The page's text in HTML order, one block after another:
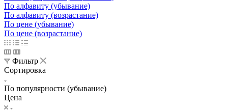
По алфавиту (убывание)
По алфавиту (возрастание)
По цене (убывание)
По цене (возрастание)
Фильтр
Сортировка
По популярности (убывание)
Цена